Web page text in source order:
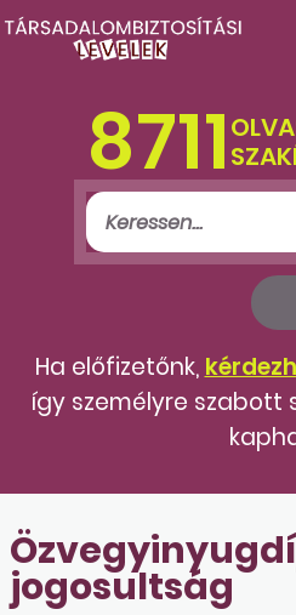
8711
Ha előfizetőnk,
így személyre szabott
jogosultság